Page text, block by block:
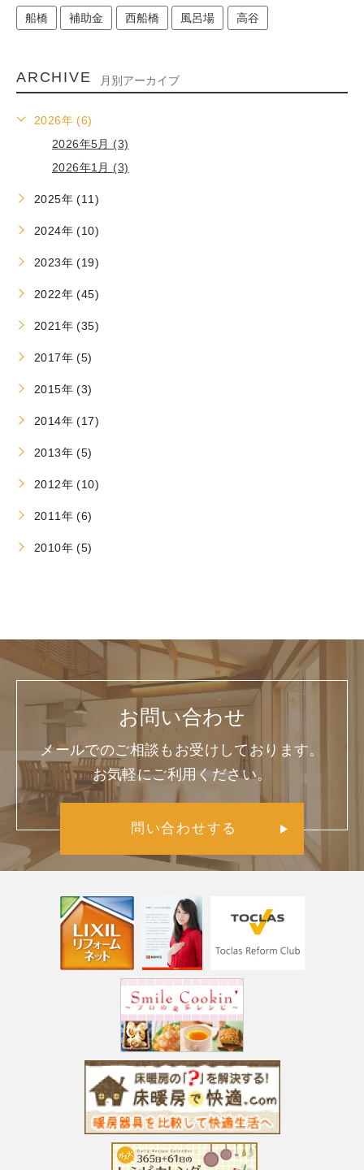
船橋 補助金 西船橋 風呂場 高谷
ARCHIVE 月別アーカイブ
2026年 (6)
2026年5月 (3)
2026年1月 (3)
2025年 (11)
2024年 (10)
2023年 (19)
2022年 (45)
2021年 (35)
2017年 (5)
2015年 (3)
2014年 (17)
2013年 (5)
2012年 (10)
2011年 (6)
2010年 (5)
お問い合わせ
メールでのご相談もお受けしております。
お気軽にご利用ください。
問い合わせする